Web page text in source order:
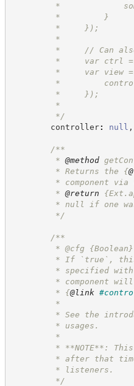
*
*         }
*     });
*
*     // Can also
*     var ctrl =
*     var view =
*
*     });
*
*/
controller: null ,
/**
* @method
* Returns the {
* component via
* @return
* null if one was
*/
/**
* @cfg {Boolean}
* If `true`, this
* specified with string
* component will
* {@link
*
* See the
* usages.
*
* **NOTE**: This
* after that time
* listeners.
*/